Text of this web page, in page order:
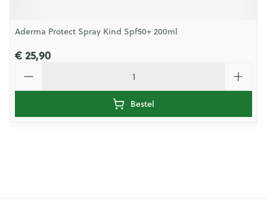
Aderma Protect Spray Kind Spf50+ 200ml
€ 25,90
Bestel